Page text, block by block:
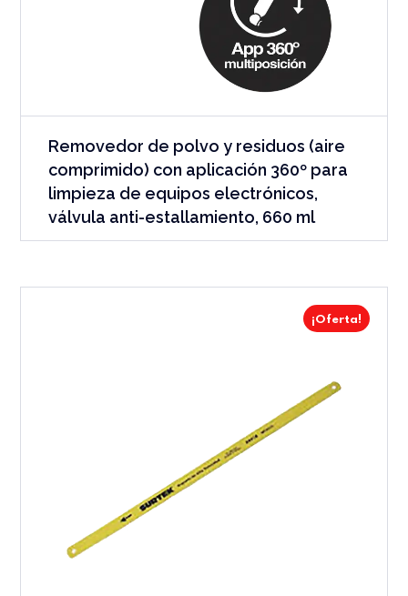
Removedor de polvo y residuos (aire
comprimido) con aplicación 360º para
limpieza de equipos electrónicos,
válvula anti-estallamiento, 660 ml
¡Oferta!